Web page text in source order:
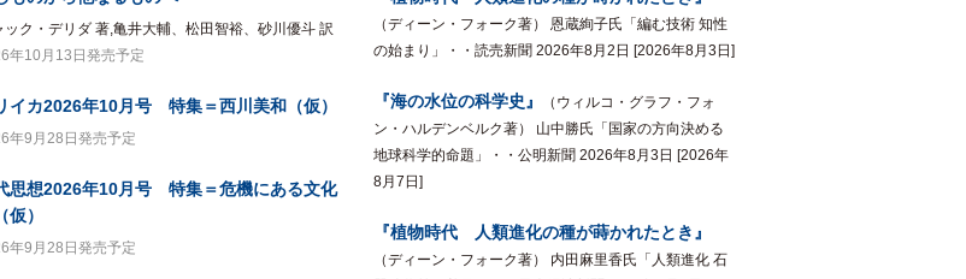
ック・デリダ 著,亀井大輔、松田智裕、砂川優斗 訳
年10月13日発売予定
イカ2026年10月号 特集＝西川美和（仮）
年9月28日発売予定
思想2026年10月号 特集＝危機にある文化
仮）
年9月28日発売予定
（ディーン・フォーク著） 恩蔵絢子氏「編む技術 知性
の始まり」・・読売新聞 2026年8月2日 [2026年8月3日]
『海の水位の科学史』
（ウィルコ・グラフ・フォ
ン・ハルデンベルク著） 山中勝氏「国家の方向決める
地球科学的命題」・・公明新聞 2026年8月3日 [2026年
8月7日]
『植物時代 人類進化の種が蒔かれたとき』
（ディーン・フォーク著） 内田麻里香氏「人類進化 石